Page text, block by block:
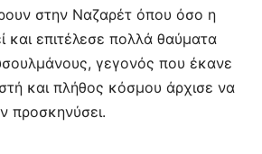
στην Ναζαρέτ όπου όσο η
και επιτέλεσε πολλά θαύματα
γεγονός που έκανε
και πλήθος κόσμου άρχισε να
προσκηνύσει.